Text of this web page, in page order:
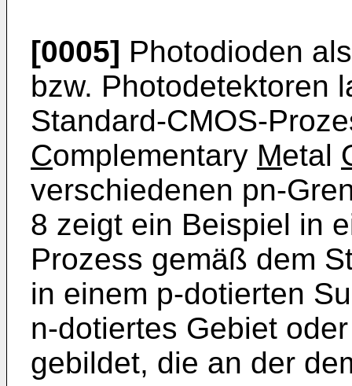
[0005] Photodioden
bzw. Photodetektoren
Standard-CMOS-
Complementary Metal
verschiedenen pn-
8 zeigt ein Beispiel in
Prozess gemäß dem
in einem p-dotierten
n-dotiertes Gebiet
gebildet, die an der